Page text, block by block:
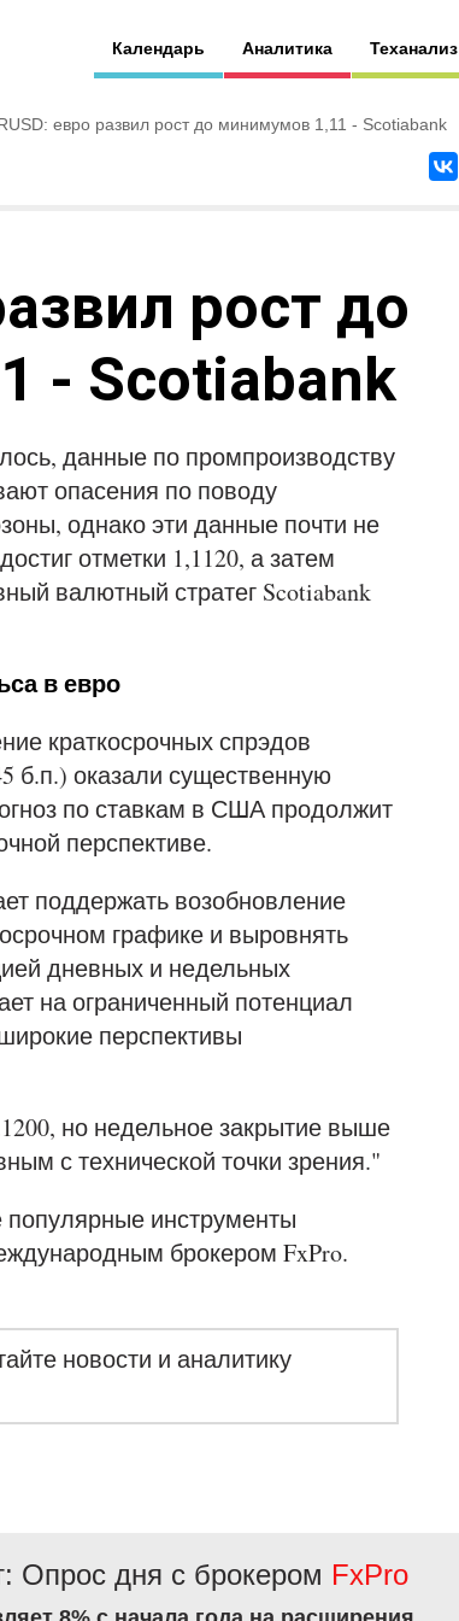
Календарь Аналитика Теханализ
евро развил рост до минимумов 1,11 - Scotiabank
рост до
- Scotiabank
данные по промпроизводству
опасения по поводу
однако эти данные почти не
отметки 1,1120, а затем
валютный стратег Scotiabank
в евро
краткосрочных спрэдов
б.п.) оказали существенную
по ставкам в США продолжит
перспективе.
поддержать возобновление
графике и выровнять
дневных и недельных
на ограниченный потенциал
перспективы
но недельное закрытие выше
с технической точки зрения."
инструменты
брокером FxPro.
новости и аналитику
Опрос дня с брокером FxPro